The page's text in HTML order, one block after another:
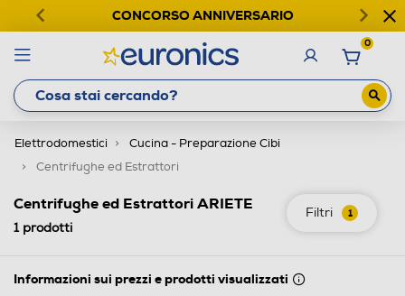
CONCORSO ANNIVERSARIO
0
Elettrodomestici
Cucina - Preparazione Cibi
Centrifughe ed Estrattori
Filtri 1
Centrifughe ed Estrattori ARIETE
1prodotti
Informazioni sui prezzi e prodotti visualizzati